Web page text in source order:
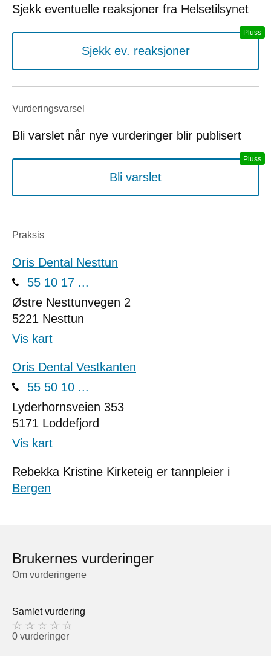
Sjekk eventuelle reaksjoner fra Helsetilsynet
Sjekk ev. reaksjoner
Vurderings­varsel
Bli varslet når nye vurderinger blir publisert
Bli varslet
Praksis
Oris Dental Nesttun
55 10 17 ...
Østre Nesttunvegen 2
5221 Nesttun
Vis kart
Oris Dental Vestkanten
55 50 10 ...
Lyderhornsveien 353
5171 Loddefjord
Vis kart
Rebekka Kristine Kirketeig er tannpleier i
Bergen
Brukernes vurderinger
Om vurderingene
Samlet vurdering
0 vurderinger